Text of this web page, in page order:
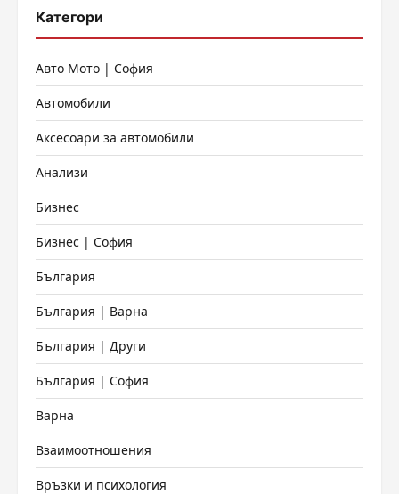
Категори
Авто Мото | София
Автомобили
Аксесоари за автомобили
Анализи
Бизнес
Бизнес | София
България
България | Варна
България | Други
България | София
Варна
Взаимоотношения
Връзки и психология